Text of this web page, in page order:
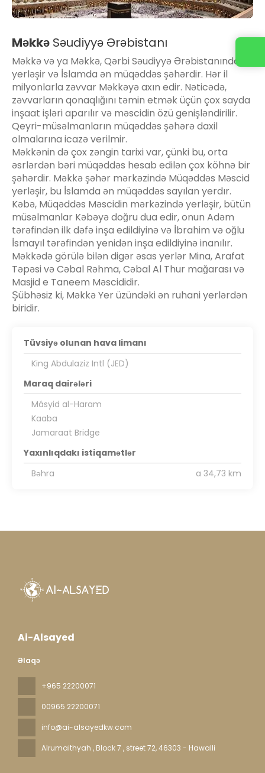
Məkkə Səudiyyə Ərəbistanı
Məkkə və ya Məkkə, Qərbi Səudiyyə Ərəbistanında
yerləşir və İslamda ən müqəddəs şəhərdir. Hər il
milyonlarla zəvvar Məkkəyə axın edir. Nəticədə,
zəvvarların qonaqlığını təmin etmək üçün çox sayda
inşaat işləri aparılır və məscidin özü genişləndirilir.
Qeyri-müsəlmanların müqəddəs şəhərə daxil
olmalarına icazə verilmir.
Məkkənin də çox zəngin tarixi var, çünki bu, orta
əsrlərdən bəri müqəddəs hesab edilən çox köhnə bir
şəhərdir. Məkkə şəhər mərkəzində Müqəddəs Məscid
yerləşir, bu İslamda ən müqəddəs sayılan yerdır.
Kəbə, Müqəddəs Məscidin mərkəzində yerləşir, bütün
müsəlmanlar Kəbəyə doğru dua edir, onun Adəm
tərəfindən ilk dəfə inşa edildiyinə və İbrahim və oğlu
İsmayıl tərəfindən yenidən inşa edildiyinə inanılır.
Məkkədə görülə bilən digər əsas yerlər Mina, Arafat
Təpəsi və Cəbal Rəhma, Cəbal Al Thur mağarası və
Masjid e Taneem Məscididir.
Şübhəsiz ki, Məkkə Yer üzündəki ən ruhani yerlərdən
biridir.
Tüvsiyə olunan hava limanı
King Abdulaziz Intl (JED)
Maraq dairələri
Másyid al-Haram
Kaaba
Jamaraat Bridge
Yaxınlıqdakı istiqamətlər
Bəhra
a 34,73 km
Ai-Alsayed
Əlaqə
+965 22200071
00965 22200071
info@ai-alsayedkw.com
Alrumaithyah , Block 7 , street 72, 46303 - Hawalli